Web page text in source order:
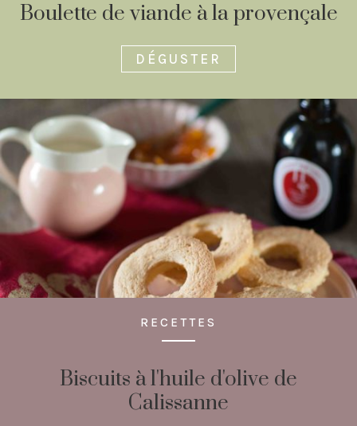
Boulette de viande à la provençale
DÉGUSTER
RECETTES
Biscuits à l'huile d'olive de
Calissanne